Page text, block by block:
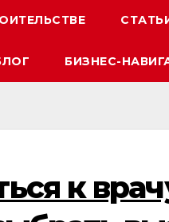
БИЗНЕС-
к